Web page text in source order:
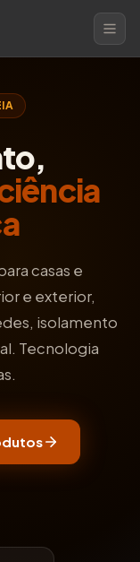
casas e
e exterior,
isolamento
Tecnologia